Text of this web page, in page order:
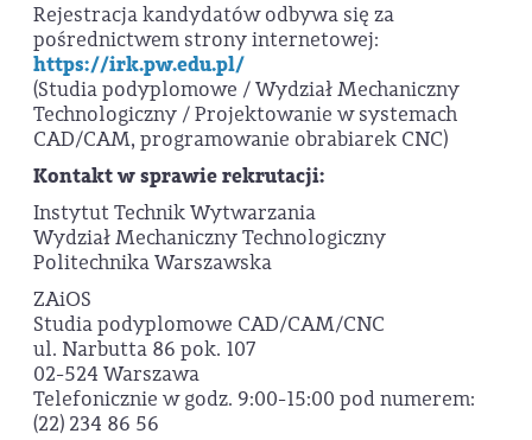
Rejestracja kandydatów odbywa się za
pośrednictwem strony internetowej:
https://irk.pw.edu.pl/
(Studia podyplomowe / Wydział Mechaniczny
Technologiczny / Projektowanie w systemach
CAD/CAM, programowanie obrabiarek CNC)
Kontakt w sprawie rekrutacji:
Instytut Technik Wytwarzania
Wydział Mechaniczny Technologiczny
Politechnika Warszawska
ZAiOS
Studia podyplomowe CAD/CAM/CNC
ul. Narbutta 86 pok. 107
02-524 Warszawa
Telefonicznie w godz. 9:00-15:00 pod numerem:
(22) 234 86 56